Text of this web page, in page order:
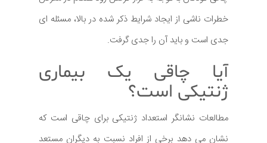
خطرات ناشی از ایجاد شرایط ذکر شده در بالا، مسئله ای
جدی است و باید آن را جدی گرفت.
آیا چاقی یک بیماری
ژنتیکی است؟
مطالعات نشانگر استعداد ژنتیکی برای چاقی است که
نشان می دهد برخی از افراد نسبت به دیگران مستعد